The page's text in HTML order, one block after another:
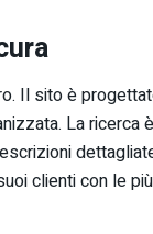
Il sito è
La ricerca
clienti con le